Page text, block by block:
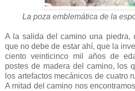
La poza emblemática de la
A la salida del camino una piedra,
que no debe de estar ahí, que la
ciento veinticinco mil años de
postes de madera del camino, los
los artefactos mecánicos de cuatro
A mitad del camino nos